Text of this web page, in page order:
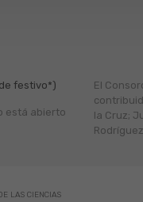
festivo*)
está abierto
El
la Cruz;
LAS CIENCIAS